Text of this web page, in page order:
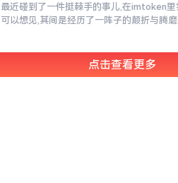
最近碰到了一件挺棘手的事儿,在imtoken
可以想见,其间是经历了一阵子的颠折与腾
点击查看更多